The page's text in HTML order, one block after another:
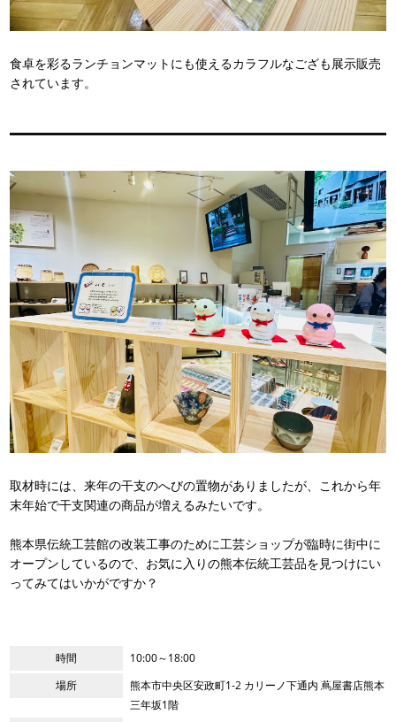
食卓を彩るランチョンマットにも使えるカラフルなござも展示販売
されています。
取材時には、来年の干支のへびの置物がありましたが、これから年
末年始で干支関連の商品が増えるみたいです。
熊本県伝統工芸館の改装工事のために工芸ショップが臨時に街中に
オープンしているので、お気に入りの熊本伝統工芸品を見つけにい
ってみてはいかがですか？
時間
10:00～18:00
場所
熊本市中央区安政町1-2 カリーノ下通内 蔦屋書店熊本
三年坂1階